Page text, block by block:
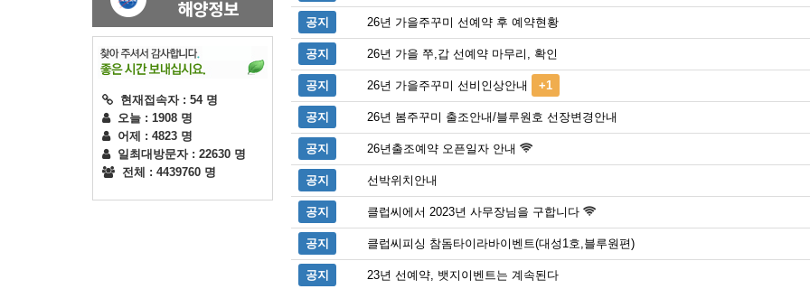
현재접속자 : 54 명
오늘 : 1908 명
어제 : 4823 명
일최대방문자 : 22630 명
전체 : 4439760 명
공지 26년 가을주꾸미 선예약 후 예약현황
공지 26년 가을 쭈,갑 선예약 마무리, 확인
공지 26년 가을주꾸미 선비인상안내 +1
공지 26년 봄주꾸미 출조안내/블루원호 선장변경안내
공지 26년출조예약 오픈일자 안내
공지 선박위치안내
공지 클럽씨에서 2023년 사무장님을 구합니다
공지 클럽씨피싱 참돔타이라바이벤트(대성1호,블루원편)
공지 23년 선예약, 뱃지이벤트는 계속된다